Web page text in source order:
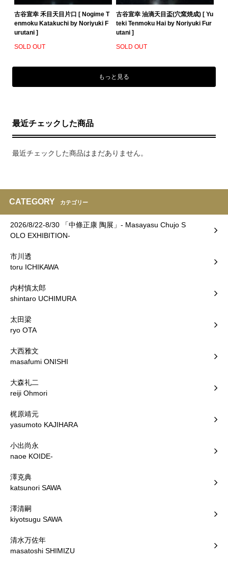
古谷宣幸 禾目天目片口 [ Nogime T
enmoku Katakuchi by Noriyuki F
urutani ]
SOLD OUT
古谷宣幸 油滴天目盃(穴窯焼成) [ Yu
teki Tenmoku Hai by Noriyuki Fur
utani ]
SOLD OUT
もっと見る
最近チェックした商品
最近チェックした商品はまだありません。
CATEGORY カテゴリー
2026/8/22-8/30 「中條正康 陶展」- Masayasu Chujo S
OLO EXHIBITION-
市川透
toru ICHIKAWA
内村慎太郎
shintaro UCHIMURA
太田梁
ryo OTA
大西雅文
masafumi ONISHI
大森礼二
reiji Ohmori
梶原靖元
yasumoto KAJIHARA
小出尚永
naoe KOIDE-
澤克典
katsunori SAWA
澤清嗣
kiyotsugu SAWA
清水万佐年
masatoshi SHIMIZU